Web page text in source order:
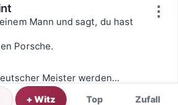
+ Witz Top Zufall
⋮
Mann und sagt, du hast
Porsche.
Meister werden…
Porsche haben?